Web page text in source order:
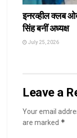
इनरव्हील क्लब
सिंह बनीं अध्यक्ष
July 25, 2026
Leave a
Your email
are marked *